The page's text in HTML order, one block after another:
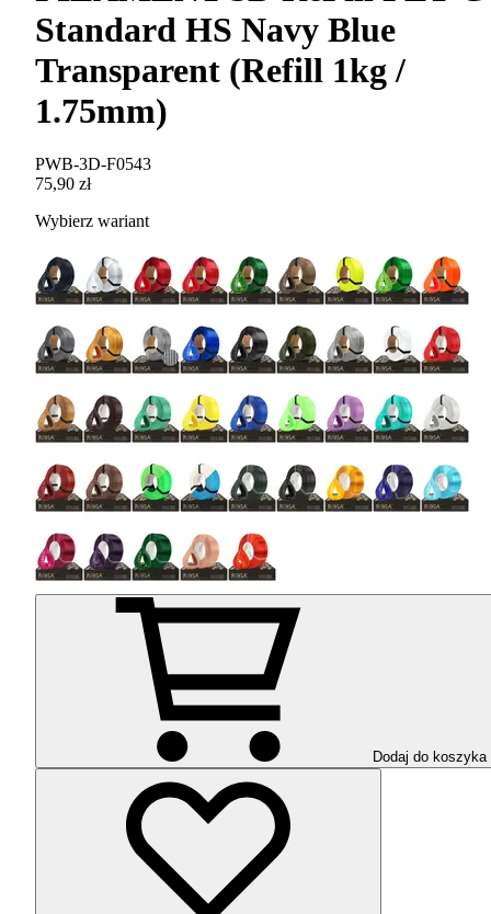
Standard HS Navy Blue
Transparent (Refill 1kg /
1.75mm)
PWB-3D-F0543
75,90 zł
Wybierz wariant
Dodaj do koszyka